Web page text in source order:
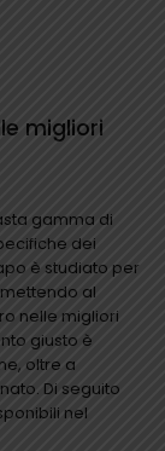
migliori
gamma di
dei
è studiato per
al
nelle migliori
giusto è
oltre a
Di seguito
nel